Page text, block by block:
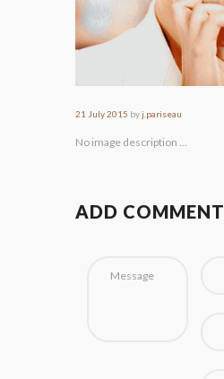
21 July 2015 byj.pariseau
No image description ...
ADD COMMENT